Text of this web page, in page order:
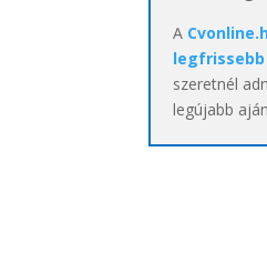
A
szeretnél
legújabb